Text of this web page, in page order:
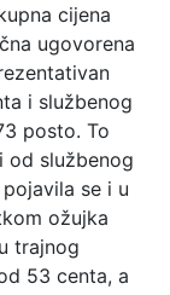
cijena
ugovorena
i službenog
posto. To
od službenog
se i u
ožujka
trajnog
53 centa, a